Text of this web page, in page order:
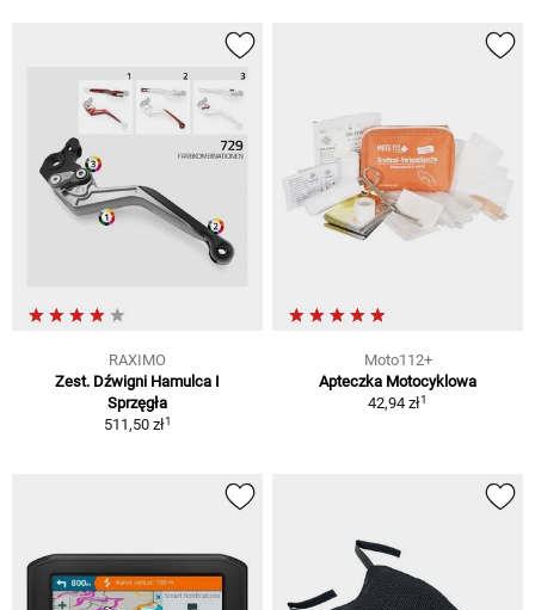
RAXIMO
Zest. Dźwigni Hamulca I
Sprzęgła
511,50 zł1
Moto112+
Apteczka Motocyklowa
42,94 zł1